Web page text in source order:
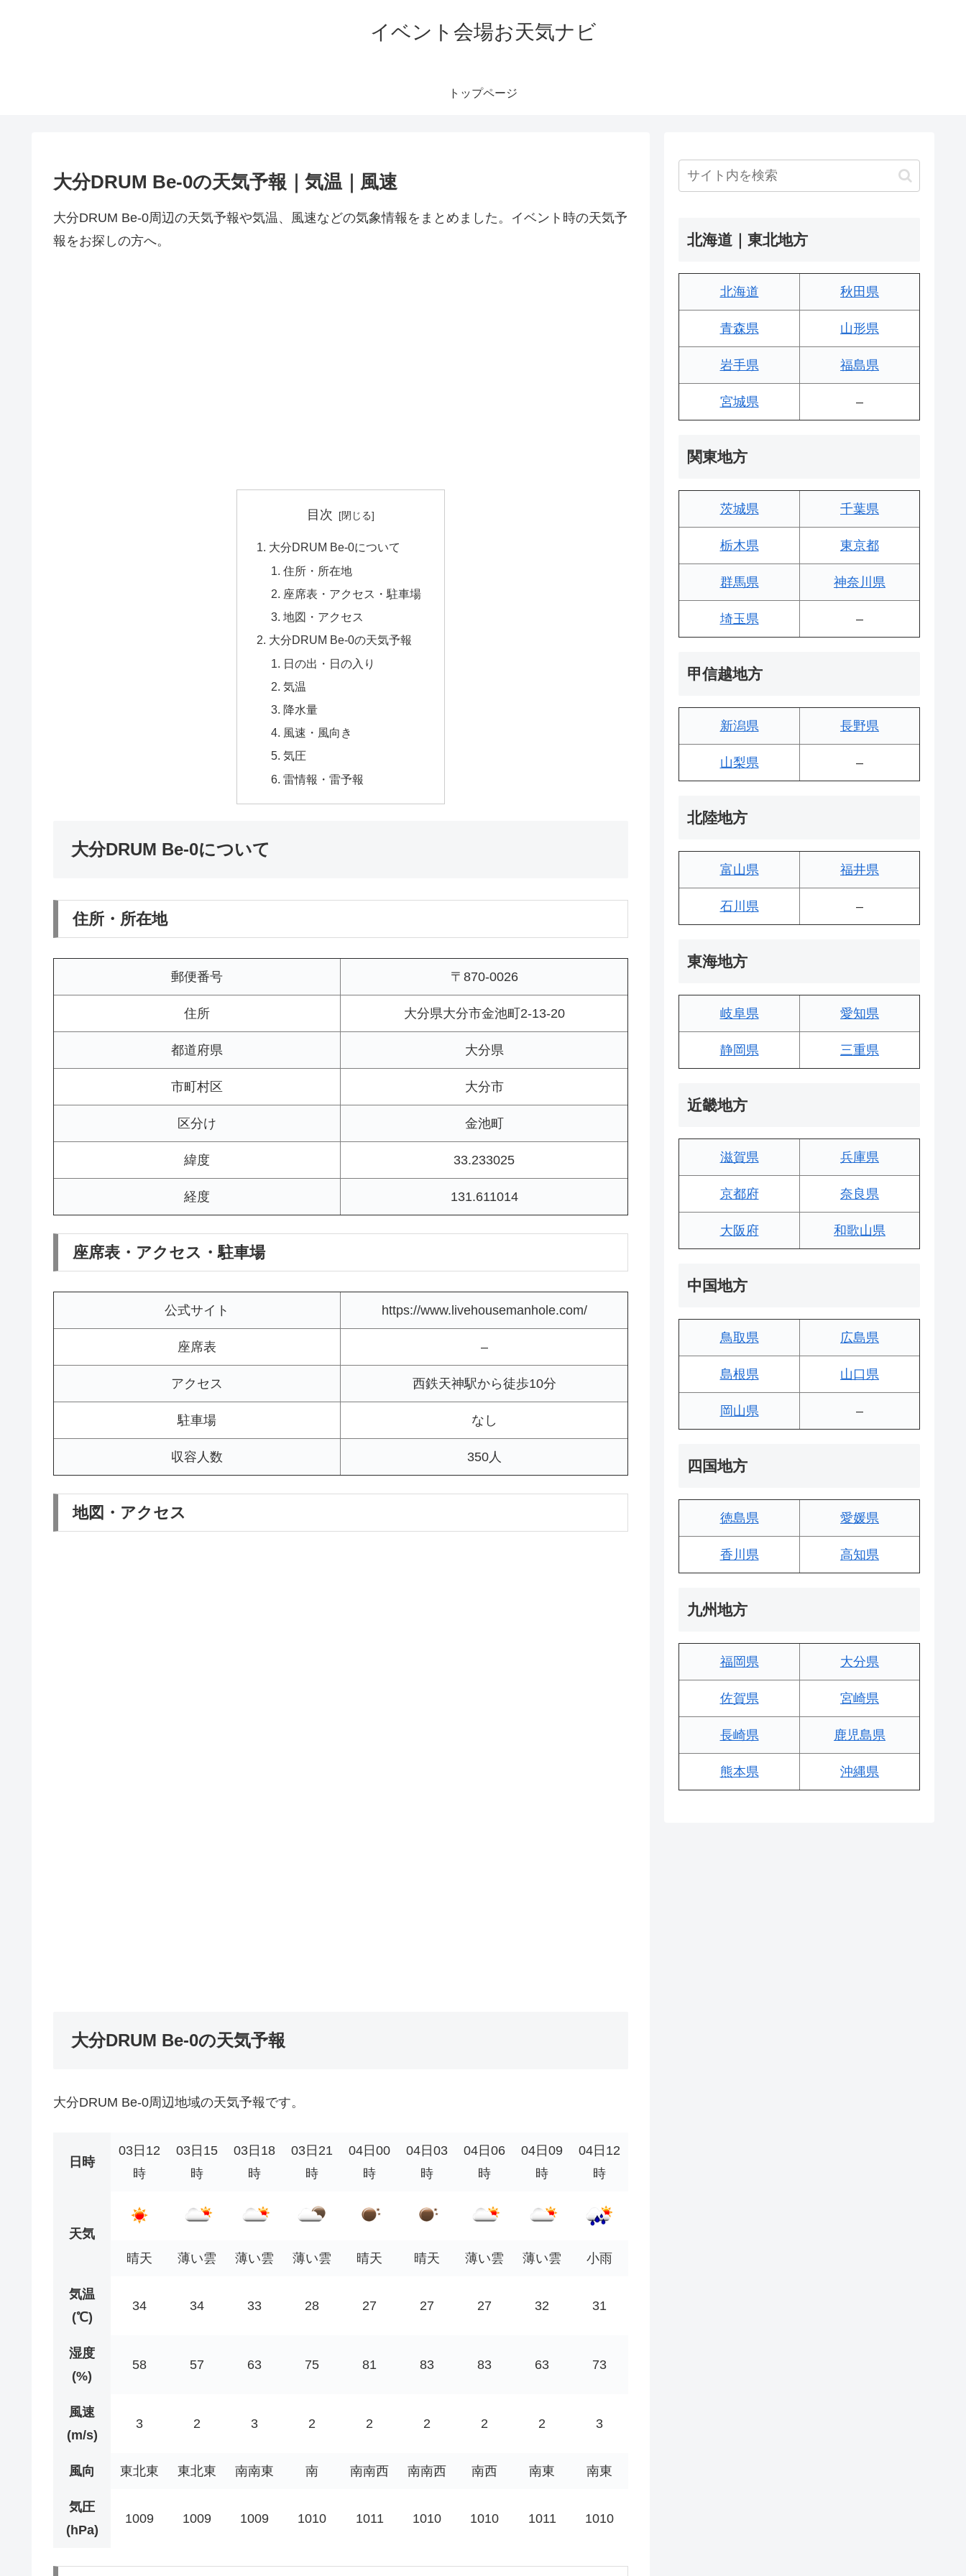
イベント会場お天気ナビ
トップページ
大分DRUM Be-0の天気予報｜気温｜風速
大分DRUM Be-0周辺の天気予報や気温、風速などの気象情報をまとめました。イベント時の天気予
報をお探しの方へ。
目次
大分DRUM Be-0について
住所・所在地
座席表・アクセス・駐車場
地図・アクセス
大分DRUM Be-0の天気予報
日の出・日の入り
気温
降水量
風速・風向き
気圧
雷情報・雷予報
大分DRUM Be-0について
住所・所在地
郵便番号 〒870-0026
住所 大分県大分市金池町2-13-20
都道府県 大分県
市町村区 大分市
区分け 金池町
緯度 33.233025
経度 131.611014
座席表・アクセス・駐車場
公式サイト https://www.livehousemanhole.com/
座席表 –
アクセス 西鉄天神駅から徒歩10分
駐車場 なし
収容人数 350人
地図・アクセス
大分DRUM Be-0の天気予報
大分DRUM Be-0周辺地域の天気予報です。
日時
03日12
時
03日15
時
03日18
時
03日21
時
04日00
時
04日03
時
04日06
時
04日09
時
04日12
時
天気
晴天
薄い雲 薄い雲 薄い雲 晴天 晴天 薄い雲 薄い雲 小雨
気温
(℃)
34 34 33 28 27 27 27 32 31
湿度
(%)
58 57 63 75 81 83 83 63 73
風速
(m/s)
3 2 3 2 2 2 2 2 3
風向 東北東 東北東 南南東 南 南南西 南南西 南西 南東 南東
気圧
(hPa)
1009 1009 1009 1010 1011 1010 1010 1011 1010
北海道｜東北地方
北海道 秋田県
青森県 山形県
岩手県 福島県
宮城県 –
関東地方
茨城県 千葉県
栃木県 東京都
群馬県 神奈川県
埼玉県 –
甲信越地方
新潟県 長野県
山梨県 –
北陸地方
富山県 福井県
石川県 –
東海地方
岐阜県 愛知県
静岡県 三重県
近畿地方
滋賀県 兵庫県
京都府 奈良県
大阪府 和歌山県
中国地方
鳥取県 広島県
島根県 山口県
岡山県 –
四国地方
徳島県 愛媛県
香川県 高知県
九州地方
福岡県 大分県
佐賀県 宮崎県
長崎県 鹿児島県
熊本県 沖縄県